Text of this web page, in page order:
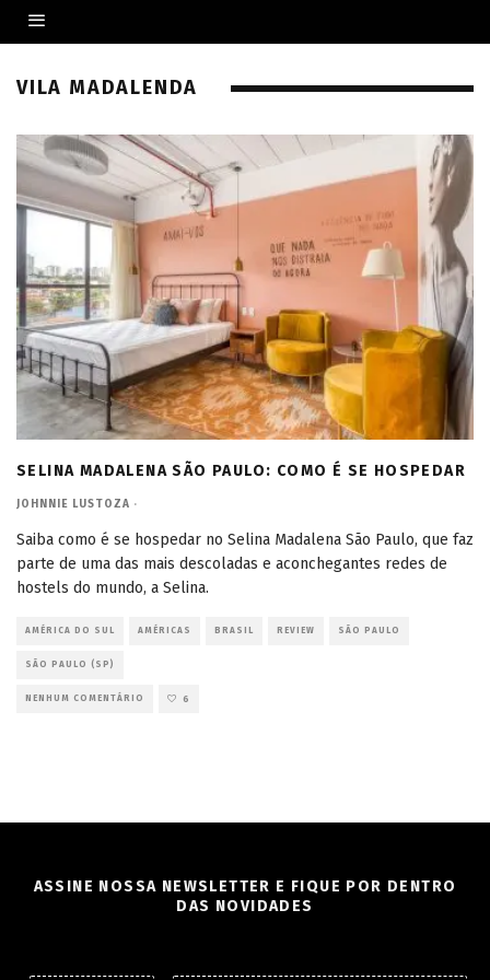
VILA MADALENDA
SELINA MADALENA SÃO PAULO: COMO É SE HOSPEDAR
JOHNNIE LUSTOZA ·
Saiba como é se hospedar no Selina Madalena São Paulo, que faz
parte de uma das mais descoladas e aconchegantes redes de
hostels do mundo, a Selina.
AMÉRICA DO SUL AMÉRICAS BRASIL REVIEW SÃO PAULO
SÃO PAULO (SP)
NENHUM COMENTÁRIO 6
ASSINE NOSSA NEWSLETTER E FIQUE POR DENTRO
DAS NOVIDADES